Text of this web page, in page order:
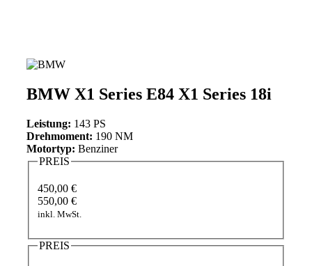
BMW X1 Series E84 X1 Series 18i
Leistung: 143 PS
Drehmoment: 190 NM
Motortyp: Benziner
PREIS
450,00 €
550,00 €
inkl. MwSt.
PREIS